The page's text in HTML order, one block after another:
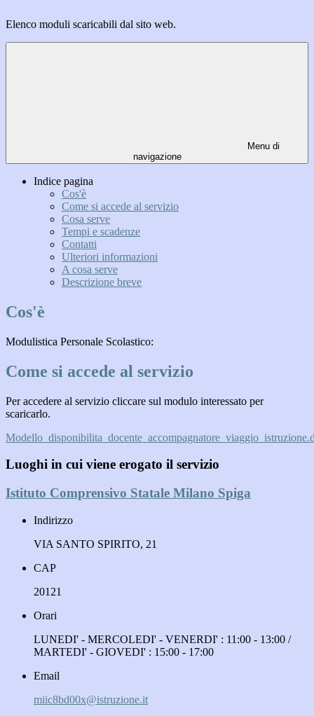
Elenco moduli scaricabili dal sito web.
Menu di
navigazione
Indice pagina
Cos'è
Come si accede al servizio
Cosa serve
Tempi e scadenze
Contatti
Ulteriori informazioni
A cosa serve
Descrizione breve
Cos'è
Modulistica Personale Scolastico:
Come si accede al servizio
Per accedere al servizio cliccare sul modulo interessato per
scaricarlo.
Luoghi in cui viene erogato il servizio
Istituto Comprensivo Statale Milano Spiga
Indirizzo
VIA SANTO SPIRITO, 21
CAP
20121
Orari
LUNEDI' - MERCOLEDI' - VENERDI' : 11:00 - 13:00 /
MARTEDI' - GIOVEDI' : 15:00 - 17:00
Email
miic8bd00x@istruzione.it